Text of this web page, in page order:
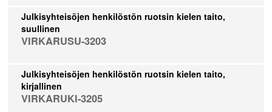
Julkisyhteisöjen henkilöstön ruotsin kielen taito,
suullinen
VIRKARUSU-3203
Julkisyhteisöjen henkilöstön ruotsin kielen taito,
kirjallinen
VIRKARUKI-3205